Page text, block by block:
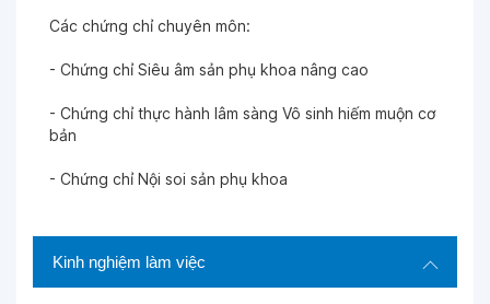
Các chứng chỉ chuyên môn:
- Chứng chỉ Siêu âm sản phụ khoa nâng cao
- Chứng chỉ thực hành lâm sàng Vô sinh hiếm muộn cơ
bản
- Chứng chỉ Nội soi sản phụ khoa
Kinh nghiệm làm việc
Ngày 07-03-2026
Ngày 05-03-2026
Ngày 28-02-2026